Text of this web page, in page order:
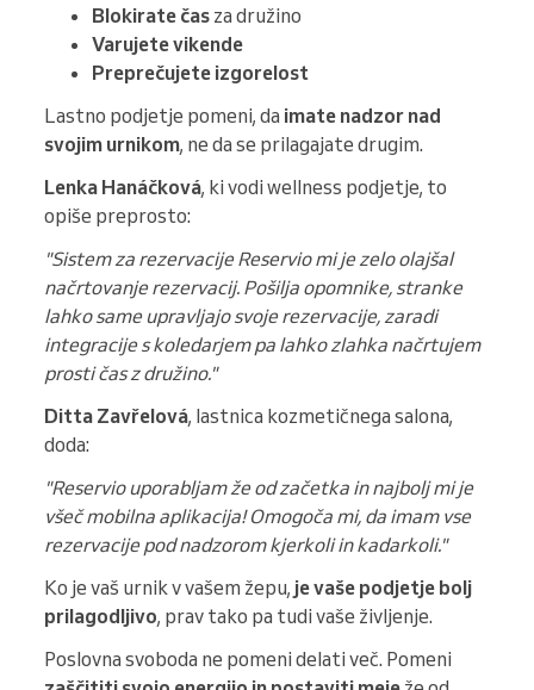
Blokirate čas za družino
Varujete vikende
Preprečujete izgorelost
Lastno podjetje pomeni, da imate nadzor nad
svojim urnikom, ne da se prilagajate drugim.
Lenka Hanáčková, ki vodi wellness podjetje, to
opiše preprosto:
"Sistem za rezervacije Reservio mi je zelo olajšal
načrtovanje rezervacij. Pošilja opomnike, stranke
lahko same upravljajo svoje rezervacije, zaradi
integracije s koledarjem pa lahko zlahka načrtujem
prosti čas z družino."
Ditta Zavřelová, lastnica kozmetičnega salona,
doda:
"Reservio uporabljam že od začetka in najbolj mi je
všeč mobilna aplikacija! Omogoča mi, da imam vse
rezervacije pod nadzorom kjerkoli in kadarkoli."
Ko je vaš urnik v vašem žepu, je vaše podjetje bolj
prilagodljivo, prav tako pa tudi vaše življenje.
Poslovna svoboda ne pomeni delati več. Pomeni